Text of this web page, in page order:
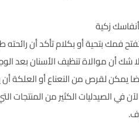
زكية
فمك بتحية أو بكلام تأكد أن
شك أن موالاة تنظيف الأسنان بعد
يمكن لقرص من النعناع أو العلكة
في الصيدليات الكثير من المنتجات